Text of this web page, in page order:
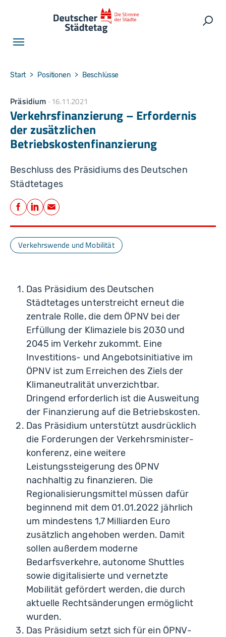
You are here:
Start Positionen Beschlüsse
Präsidium 16.11.2021
Verkehrsfinanzierung – Erfordernis
der zusätzlichen
Betriebskostenfinanzierung
Beschluss des Präsidiums des Deutschen
Städtetages
Teilen
Facebook
LinkedIn
E-Mail
Verkehrswende und Mobilität
Das Präsidium des Deutschen
Städtetages unterstreicht erneut die
zentrale Rolle, die dem ÖPNV bei der
Erfüllung der Klimaziele bis 2030 und
2045 im Verkehr zukommt. Eine
Investitions- und Angebotsinitiative im
ÖPNV ist zum Erreichen des Ziels der
Klimaneutralität unverzichtbar.
Dringend erforderlich ist die Ausweitung
der Finanzierung auf die Betriebskosten.
Das Präsidium unterstützt ausdrücklich
die Forderungen der Verkehrsminister­
konferenz, eine weitere
Leistungssteigerung des ÖPNV
nachhaltig zu finanzieren. Die
Regionalisierungsmittel müssen dafür
beginnend mit dem 01.01.2022 jährlich
um mindestens 1,7 Milliarden Euro
zusätzlich angehoben werden. Damit
sollen außerdem moderne
Bedarfsverkehre, autonome Shuttles
sowie digitalisierte und vernetzte
Mobilität gefördert werden, die durch
aktuelle Rechtsänderungen ermöglicht
wurden.
Das Präsidium setzt sich für ein ÖPNV-